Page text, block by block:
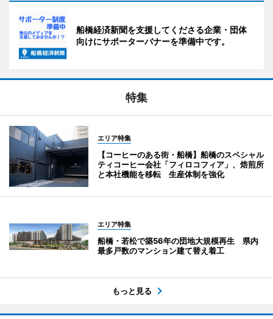
船橋経済新聞を支援してくださる企業・団体
向けにサポーターバナーを準備中です。
特集
エリア特集
【コーヒーのある街・船橋】船橋のスペシャル
ティコーヒー会社「フィロコフィア」、焙煎所
と本社機能を移転 生産体制を強化
エリア特集
船橋・若松で築56年の団地大規模再生 県内
最多戸数のマンション建て替え着工
もっと見る